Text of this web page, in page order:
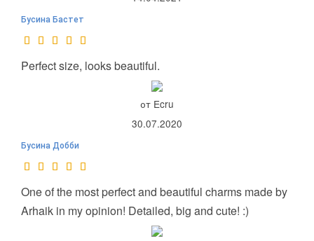
Бусина Бастет
Perfect size, looks beautiful.
от Ecru
30.07.2020
Бусина Добби
One of the most perfect and beautiful charms made by
Arhaik in my opinion! Detailed, big and cute! :)